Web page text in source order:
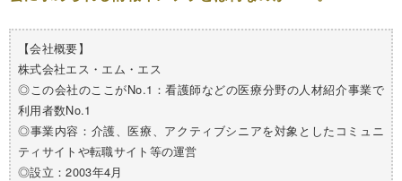
【会社概要】
株式会社エス・エム・エス
◎この会社のここがNo.1：看護師などの医療分野の人材紹介事業で
利用者数No.1
◎事業内容：介護、医療、アクティブシニアを対象としたコミュニ
ティサイトや転職サイト等の運営
◎設立：2003年4月